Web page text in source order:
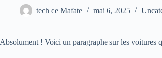
tech de Mafate mai 6, 2025
Absolument ! Voici un paragraphe sur les voitures